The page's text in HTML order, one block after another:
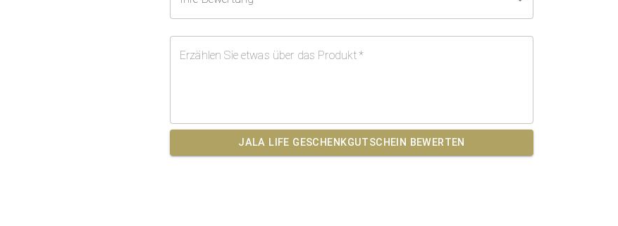
Erzählen Sie etwas über das Produkt*
JALA LIFE GESCHENKGUTSCHEIN BEWERTEN